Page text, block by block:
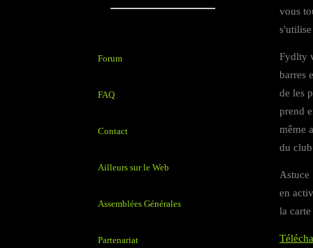
vous
Fydlty
barres
de les
prend
même
du
Astuce
en
la
Forum
FAQ
Contact
Ailleurs sur le Web
Assemblées Générales
Partenariat